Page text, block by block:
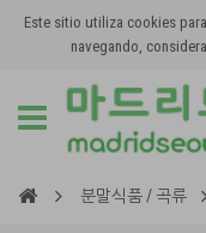
Este sitio utiliza cookies
navegando,
분말식품 / 곡류